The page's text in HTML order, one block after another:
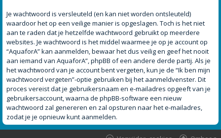
Je wachtwoord is versleuteld (en kan niet worden ontsleuteld)
waardoor het op een veilige manier is opgeslagen. Toch is het niet
aan te raden dat je hetzelfde wachtwoord gebruikt op meerdere
websites. Je wachtwoord is het middel waarmee je op je account op
“AquaforA” kan aanmelden, bewaar het dus veilig en geef het nooit
aan iemand van AquaforA”, phpBB of een andere derde partij. Als je
het wachtwoord van je account bent vergeten, kun je de “Ik ben mijn
wachtwoord vergeten”-optie gebruiken bij het aanmeldvenster. Dit
proces vereist dat je gebruikersnaam en e-mailadres opgeeft van je
gebruikersaccount, waarna de phpBB-software een nieuw
wachtwoord zal genereren en zal opsturen naar het e-mailadres,
zodat je je opnieuw kunt aanmelden.